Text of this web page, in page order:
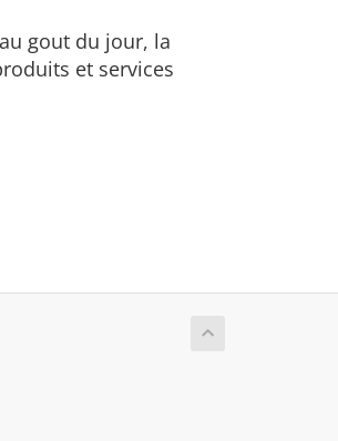
gout du jour, la
et services